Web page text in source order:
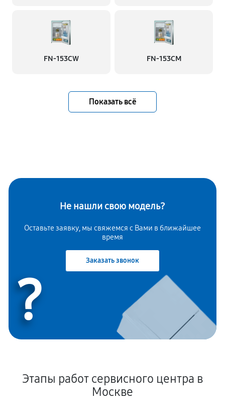
FN-153CW FN-153CM
Показать всё
Не нашли свою модель?
Оставьте заявку, мы свяжемся с Вами в ближайшее
время
Заказать звонок
?
Этапы работ сервисного центра в
Москве